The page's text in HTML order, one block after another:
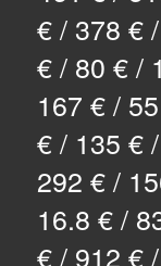
€ / 378 €
€ / 80 € /
167 € /
€ / 135 €
292 € /
16.8 € /
€ / 912 €